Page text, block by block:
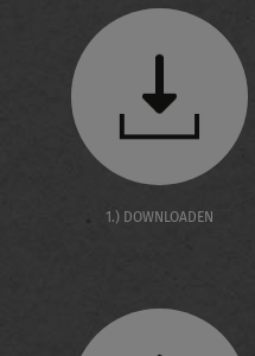
1.) DOWNLOADEN